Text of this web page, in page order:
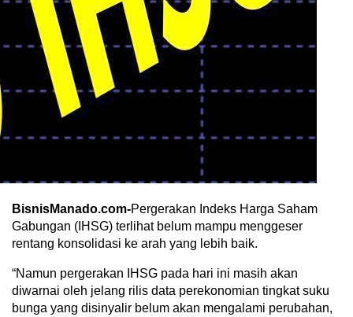
BisnisManado.com-Pergerakan Indeks Harga Saham
Gabungan (IHSG) terlihat belum mampu menggeser
rentang konsolidasi ke arah yang lebih baik.
“Namun pergerakan IHSG pada hari ini masih akan
diwarnai oleh jelang rilis data perekonomian tingkat suku
bunga yang disinyalir belum akan mengalami perubahan,